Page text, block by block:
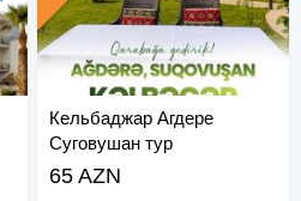
Кельбаджар Агдере
Суговушан тур
65 AZN